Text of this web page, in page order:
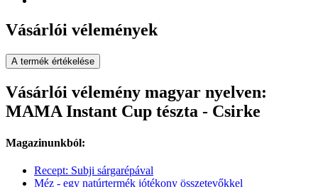
Vásárlói vélemények
A termék értékelése
Vásárlói vélemény magyar nyelven:
MAMA Instant Cup tészta - Csirke
Magazinunkból:
Recept: Subji sárgarépával
Méz - egy natúrtermék jótékony összetevőkkel